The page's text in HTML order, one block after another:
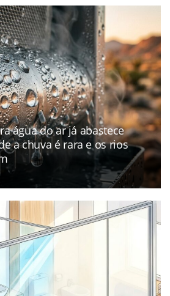
água do ar já abastece
a chuva é rara e os rios